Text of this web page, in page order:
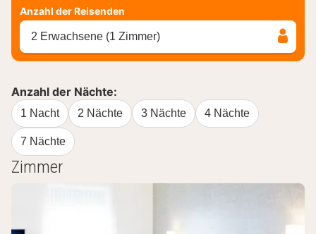
Anzahl der Reisenden
2 Erwachsene (1 Zimmer)
Anzahl der Nächte:
1 Nacht 2 Nächte 3 Nächte 4 Nächte
7 Nächte
Zimmer